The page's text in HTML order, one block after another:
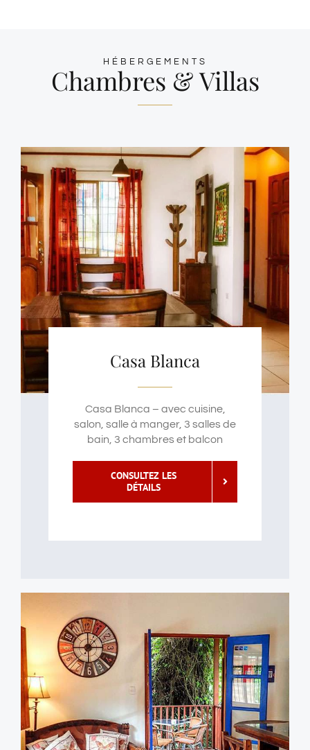
HÉBERGEMENTS
Chambres & Villas
Casa Blanca
Casa Blanca – avec cuisine,
salon, salle à manger, 3 salles de
bain, 3 chambres et balcon
CONSULTEZ LES
DÉTAILS